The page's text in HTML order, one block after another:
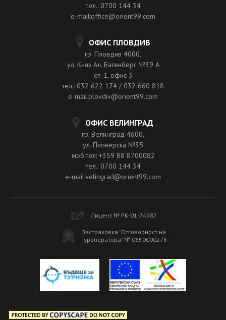
тел.: 0700 144 34
e-mail:office@orient99.com
ОФИС ПЛОВДИВ
гр. Пловдив 4000,
ул. Княз Ал. Батенберг №39 A
ет. 1, офис 3
тел.: 032 622 174 / 032 660 818
e-mail:plovdiv@orient99.com
ОФИС ВЕЛИНГРАД
гр. Велинград 4600,
ул. Пионерска №35
моб.тел: +359 88 8700082
тел.: 0700 144 34
e-mail:velingrad@orient99.com
Лиценз № РК-01-74587
Застраховка "Отговорност на
Туроператора" № 0650000276